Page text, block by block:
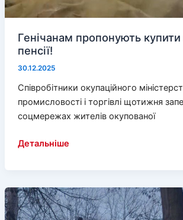
Генічанам пропонують купити
пенсії!
30.12.2025
Співробітники окупаційного
промисловості і торгівлі щотижня
соцмережах жителів окупованої
Генічанам
краба
за
дві
Детальніше